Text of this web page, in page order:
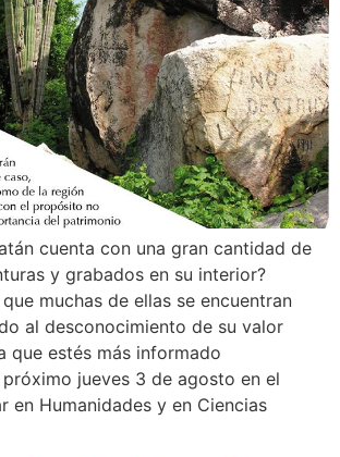
cuenta con una gran cantidad de
y grabados en su interior?
muchas de ellas se encuentran
al desconocimiento de su valor
que estés más informado
jueves 3 de agosto en el
en Humanidades y en Ciencias